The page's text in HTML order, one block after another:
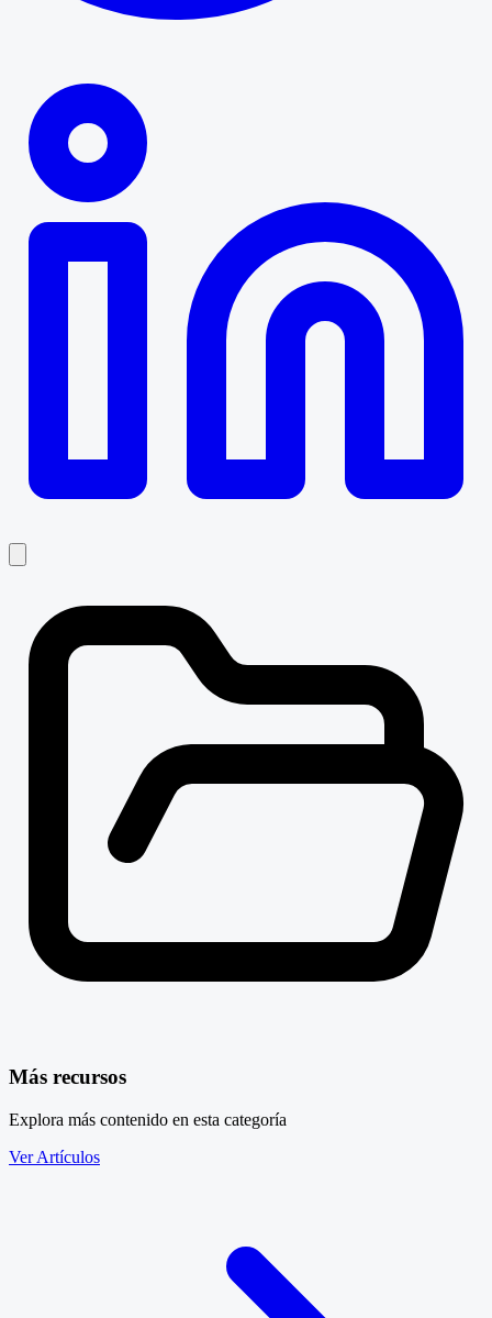
Más recursos
Explora más contenido en esta categoría
Ver Artículos